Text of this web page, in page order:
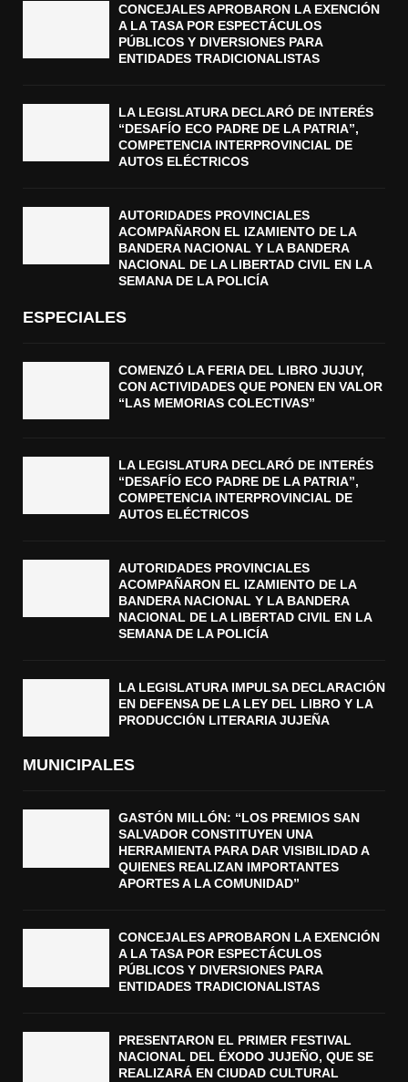
CONCEJALES APROBARON LA EXENCIÓN
A LA TASA POR ESPECTÁCULOS
PÚBLICOS Y DIVERSIONES PARA
ENTIDADES TRADICIONALISTAS
LA LEGISLATURA DECLARÓ DE INTERÉS
“DESAFÍO ECO PADRE DE LA PATRIA”,
COMPETENCIA INTERPROVINCIAL DE
AUTOS ELÉCTRICOS
AUTORIDADES PROVINCIALES
ACOMPAÑARON EL IZAMIENTO DE LA
BANDERA NACIONAL Y LA BANDERA
NACIONAL DE LA LIBERTAD CIVIL EN LA
SEMANA DE LA POLICÍA
ESPECIALES
COMENZÓ LA FERIA DEL LIBRO JUJUY,
CON ACTIVIDADES QUE PONEN EN VALOR
“LAS MEMORIAS COLECTIVAS”
LA LEGISLATURA DECLARÓ DE INTERÉS
“DESAFÍO ECO PADRE DE LA PATRIA”,
COMPETENCIA INTERPROVINCIAL DE
AUTOS ELÉCTRICOS
AUTORIDADES PROVINCIALES
ACOMPAÑARON EL IZAMIENTO DE LA
BANDERA NACIONAL Y LA BANDERA
NACIONAL DE LA LIBERTAD CIVIL EN LA
SEMANA DE LA POLICÍA
LA LEGISLATURA IMPULSA DECLARACIÓN
EN DEFENSA DE LA LEY DEL LIBRO Y LA
PRODUCCIÓN LITERARIA JUJEÑA
MUNICIPALES
GASTÓN MILLÓN: “LOS PREMIOS SAN
SALVADOR CONSTITUYEN UNA
HERRAMIENTA PARA DAR VISIBILIDAD A
QUIENES REALIZAN IMPORTANTES
APORTES A LA COMUNIDAD”
CONCEJALES APROBARON LA EXENCIÓN
A LA TASA POR ESPECTÁCULOS
PÚBLICOS Y DIVERSIONES PARA
ENTIDADES TRADICIONALISTAS
PRESENTARON EL PRIMER FESTIVAL
NACIONAL DEL ÉXODO JUJEÑO, QUE SE
REALIZARÁ EN CIUDAD CULTURAL